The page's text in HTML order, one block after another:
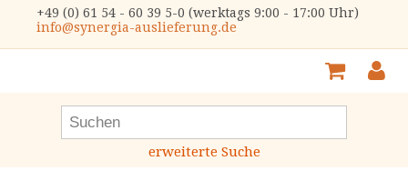
+49 (0) 61 54 - 60 39 5-0 (werktags 9:00 - 17:00 Uhr)
info@synergia-auslieferung.de
erweiterte Suche